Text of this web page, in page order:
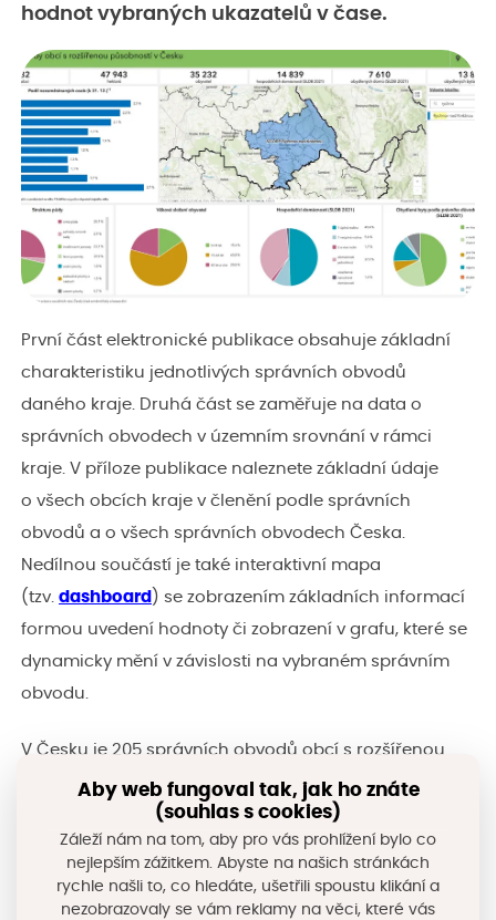
hodnot vybraných ukazatelů v čase.
První část elektronické publikace obsahuje základní
charakteristiku jednotlivých správních obvodů
daného kraje. Druhá část se zaměřuje na data o
správních obvodech v územním srovnání v rámci
kraje. V příloze publikace naleznete základní údaje
o všech obcích kraje v členění podle správních
obvodů a o všech správních obvodech Česka.
Nedílnou součástí je také interaktivní mapa
(tzv. dashboard ) se zobrazením základních informací
formou uvedení hodnoty či zobrazení v grafu, které se
dynamicky mění v závislosti na vybraném správním
obvodu.
V Česku je 205 správních obvodů obcí s rozšířenou
působností (SO ORP), které jsou velmi diverzifikované
a jejich vzájemné porovnání není jednouché. Při
prezentaci dat o správních obvodech vychází ČSÚ ze
sumarizace dostupných údajů za jednotlivé spádové
obce dle územního vymezení správních obvodů k 1.
Aby web fungoval tak, jak ho znáte
(souhlas s cookies)
Záleží nám na tom, aby pro vás prohlížení bylo co
nejlepším zážitkem. Abyste na našich stránkách
rychle našli to, co hledáte, ušetřili spoustu klikání a
nezobrazovaly se vám reklamy na věci, které vás